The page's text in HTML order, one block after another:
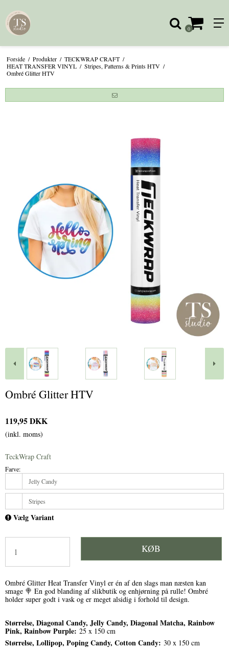
0
Forside / Produkter / TECKWRAP CRAFT /
HEAT TRANSFER VINYL / Stripes, Patterns & Prints HTV /
Ombré Glitter HTV
Ombré Glitter HTV
119,95 DKK
(inkl. moms)
TeckWrap Craft
Farve:
Jelly Candy
Stripes
Vælg Variant
KØB
Ombré Glitter Heat Transfer Vinyl er én af den slags man næsten kan
smage 🍭 En god blanding af slikbutik og enhjørning på rulle! Ombré
holder super godt i vask og er meget alsidig i forhold til design.
Størrelse, Diagonal Candy, Jelly Candy, Diagonal Matcha, Rainbow
Pink, Rainbow Purple: 25 x 150 cm
Størrelse, Lollipop, Poping Candy, Cotton Candy: 30 x 150 cm